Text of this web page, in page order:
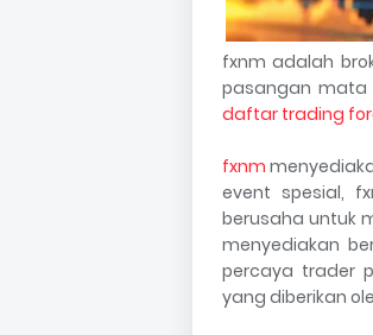
fxnm adalah
pasangan mata
daftar trading
fxnm
event spesial,
berusaha untuk
menyediakan
percaya trader
yang diberikan